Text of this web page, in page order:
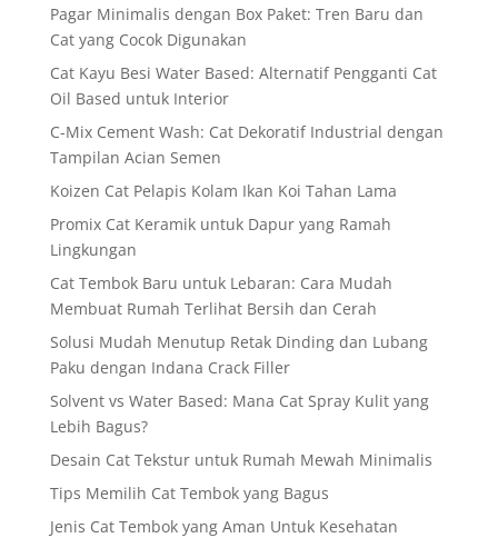
Pagar Minimalis dengan Box Paket: Tren Baru dan
Cat yang Cocok Digunakan
Cat Kayu Besi Water Based: Alternatif Pengganti Cat
Oil Based untuk Interior
C-Mix Cement Wash: Cat Dekoratif Industrial dengan
Tampilan Acian Semen
Koizen Cat Pelapis Kolam Ikan Koi Tahan Lama
Promix Cat Keramik untuk Dapur yang Ramah
Lingkungan
Cat Tembok Baru untuk Lebaran: Cara Mudah
Membuat Rumah Terlihat Bersih dan Cerah
Solusi Mudah Menutup Retak Dinding dan Lubang
Paku dengan Indana Crack Filler
Solvent vs Water Based: Mana Cat Spray Kulit yang
Lebih Bagus?
Desain Cat Tekstur untuk Rumah Mewah Minimalis
Tips Memilih Cat Tembok yang Bagus
Jenis Cat Tembok yang Aman Untuk Kesehatan